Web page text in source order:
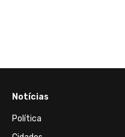
Notícias
Política